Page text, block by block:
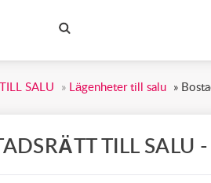
SALU » Lägenheter till salu »
TILL SALU